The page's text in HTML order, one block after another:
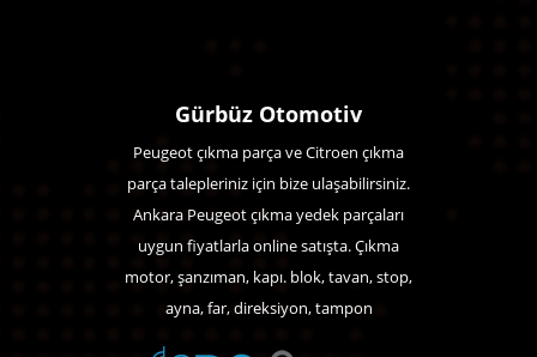
Gürbüz Otomotiv
Peugeot çıkma parça ve Citroen çıkma
parça talepleriniz için bize ulaşabilirsiniz.
Ankara Peugeot çıkma yedek parçaları
uygun fiyatlarla online satışta. Çıkma
motor, şanzıman, kapı. blok, tavan, stop,
ayna, far, direksiyon, tampon